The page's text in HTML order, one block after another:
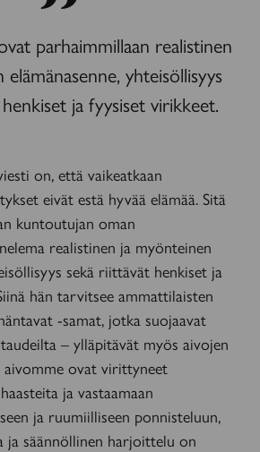
parhaimmillaan realistinen
yhteisöllisyys
ja fyysiset virikkeet.
on, että vaikeatkaan
eivät estä hyvää elämää. Sitä
kuntoutujan oman
realistinen ja myönteinen
sekä riittävät henkiset ja
hän tarvitsee ammattilaisten
-samat, jotka suojaavat
– ylläpitävät myös aivojen
ovat virittyneet
ja vastaamaan
ja ruumiilliseen ponnisteluun,
ja säännöllinen harjoittelu on